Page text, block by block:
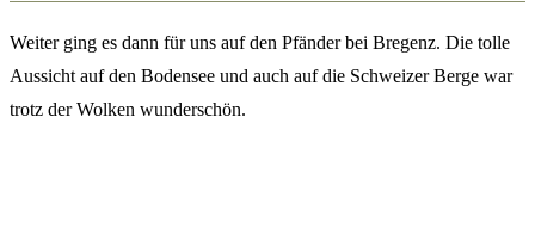
Weiter ging es dann für uns auf den Pfänder bei Bregenz. Die tolle
Aussicht auf den Bodensee und auch auf die Schweizer Berge war
trotz der Wolken wunderschön.